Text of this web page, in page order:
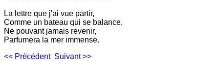
La lettre que j'ai vue partir,
Comme un bateau qui se balance,
Ne pouvant jamais revenir,
Parfumera la mer immense.
<< Précédent Suivant >>